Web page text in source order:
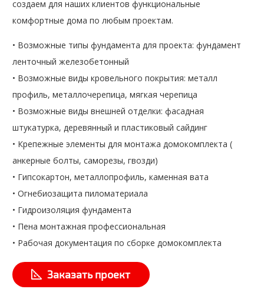
создаем для наших клиентов функциональные
комфортные дома по любым проектам.
• Возможные типы фундамента для проекта: фундамент
ленточный железобетонный
• Возможные виды кровельного покрытия: металл
профиль, металлочерепица, мягкая черепица
• Возможные виды внешней отделки: фасадная
штукатурка, деревянный и пластиковый сайдинг
• Крепежные элементы для монтажа домокомплекта (
анкерные болты, саморезы, гвозди)
• Гипсокартон, металлопрофиль, каменная вата
• Огнебиозащита пиломатериала
• Гидроизоляция фундамента
• Пена монтажная профессиональная
• Рабочая документация по сборке домокомплекта
Заказать проект